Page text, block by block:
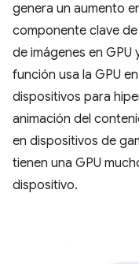
genera un aumento
componente clave
de imágenes en
función usa la GPU
dispositivos para
animación del
en dispositivos de
tienen una GPU
dispositivo.